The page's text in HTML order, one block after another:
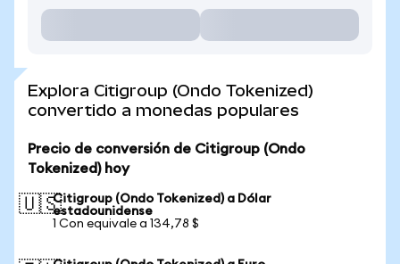
Explora Citigroup (Ondo Tokenized)
convertido a monedas populares
Precio de conversión de Citigroup (Ondo
Tokenized) hoy
🇺🇸Citigroup (Ondo Tokenized) a Dólar
estadounidense
1 Con equivale a 134,78 $